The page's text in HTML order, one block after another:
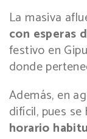
La masiva
con esperas
festivo en
donde
Además, en
difícil, pues
horario